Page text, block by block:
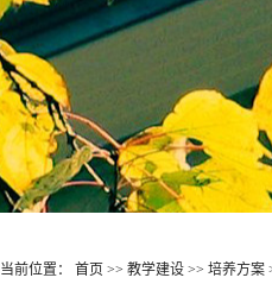
当前位置： 首页 >> 教学建设 >> 培养方案